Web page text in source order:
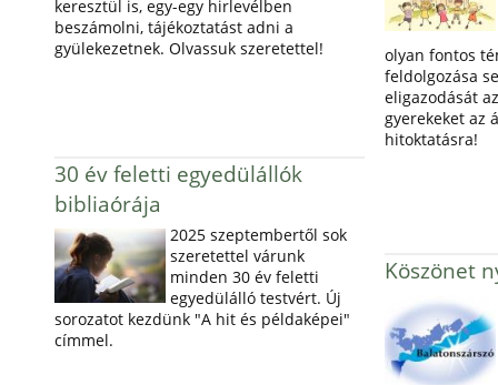
keresztül is, egy-egy hirlevélben
beszámolni, tájékoztatást adni a
gyülekezetnek. Olvassuk szeretettel!
olyan fontos
feldolgozása
eligazodását
gyerekeket az
hitoktatásra!
30 év feletti egyedülállók
bibliaórája
2025 szeptembertől sok
szeretettel várunk
minden 30 év feletti
egyedülálló testvért. Új
sorozatot kezdünk "A hit és példaképei"
címmel.
Köszönet